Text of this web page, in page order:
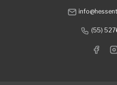
(55)